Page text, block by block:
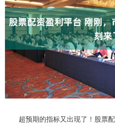
超预期的指标又出现了！股票